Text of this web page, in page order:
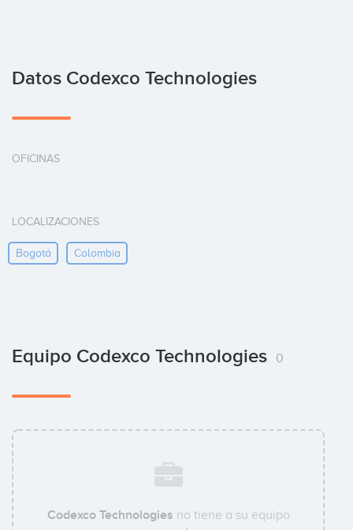
Datos Codexco Technologies
OFICINAS
LOCALIZACIONES
Bogotá Colombia
Equipo Codexco Technologies 0
Codexco Technologies no tiene a su equipo